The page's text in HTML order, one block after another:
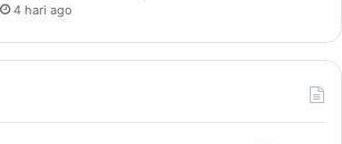
4 hari ago